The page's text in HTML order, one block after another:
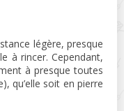
légère, presque
à rincer. Cependant,
à presque toutes
qu’elle soit en pierre